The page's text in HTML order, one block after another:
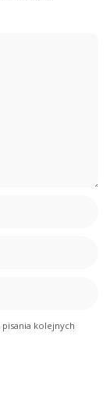
kolejnych